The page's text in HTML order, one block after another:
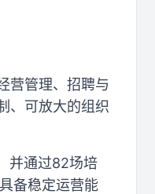
营管理、招聘与
、可放大的组织
并通过82场培
备稳定运营能